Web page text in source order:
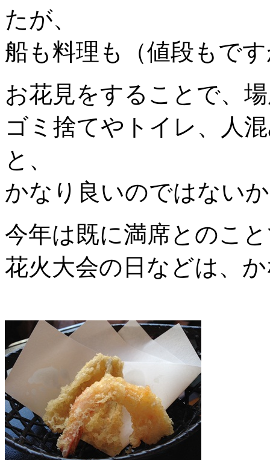
たが、
船も料理も（値段もで
お花見をすることで、
ゴミ捨てやトイレ、人
と、
かなり良いのではない
今年は既に満席とのこ
花火大会の日などは、